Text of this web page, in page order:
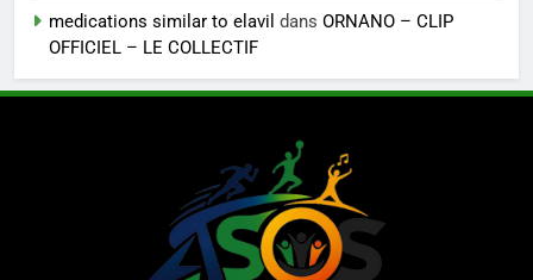
medications similar to elavil dans ORNANO – CLIP
OFFICIEL – LE COLLECTIF